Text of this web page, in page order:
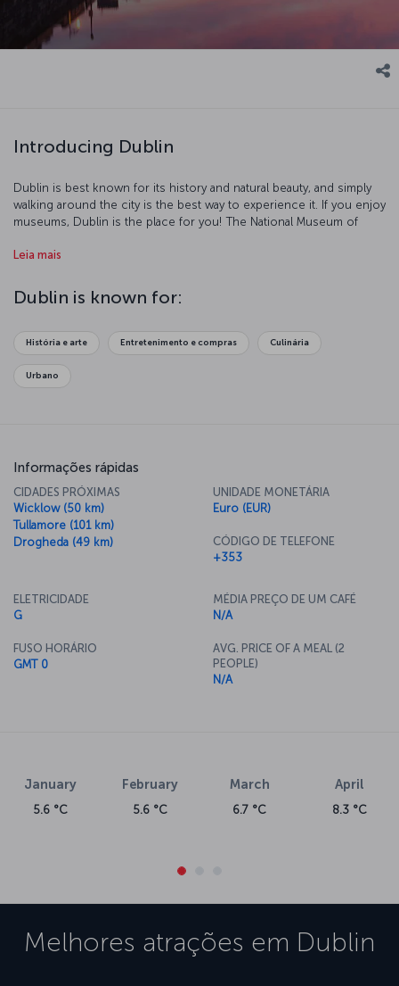
Introducing Dublin
Dublin is best known for its history and natural beauty, and simply
walking around the city is the best way to experience it. If you enjoy
museums, Dublin is the place for you! The National Museum of
Writers Museum, Jeanie Johnston and many more museums have
worth investigating, as it houses a number of priceless historic
manuscripts. Shopping and dining await on Grafton Street, where
heart's content.
Leia mais
Dublin is known for:
História e arte Entretenimento e compras Culinária
Urbano
Informações rápidas
CIDADES PRÓXIMAS
Wicklow (50 km)
Tullamore (101 km)
Drogheda (49 km)
UNIDADE MONETÁRIA
Euro (EUR)
CÓDIGO DE TELEFONE
+353
ELETRICIDADE
G
FUSO HORÁRIO
GMT 0
MÉDIA PREÇO DE UM CAFÉ
N/A
AVG. PRICE OF A MEAL (2
PEOPLE)
N/A
January
5.6 °C
February
5.6 °C
March
6.7 °C
April
8.3 °C
Melhores atrações em Dublin